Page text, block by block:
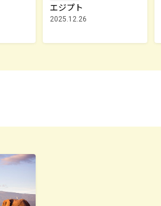
エジプト
2025.12.26